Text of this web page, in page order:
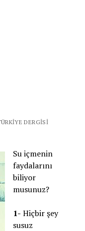
DERGISI
Su içmenin
faydalarını
biliyor
musunuz?
1- Hiçbir şey
susuz